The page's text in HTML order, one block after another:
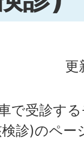
更
で受診す
診)のペー